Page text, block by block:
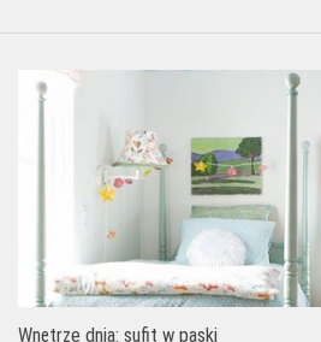
Wnętrze dnia: sufit w paski